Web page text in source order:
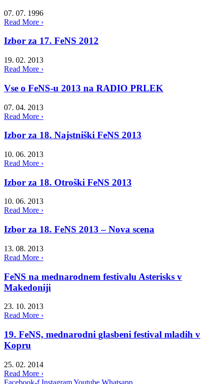
07. 07. 1996
Read More ›
Izbor za 17. FeNS 2012
19. 02. 2013
Read More ›
Vse o FeNS-u 2013 na RADIO PRLEK
07. 04. 2013
Read More ›
Izbor za 18. Najstniški FeNS 2013
10. 06. 2013
Read More ›
Izbor za 18. Otroški FeNS 2013
10. 06. 2013
Read More ›
Izbor za 18. FeNS 2013 – Nova scena
13. 08. 2013
Read More ›
FeNS na mednarodnem festivalu Asterisks v
Makedoniji
23. 10. 2013
Read More ›
19. FeNS, mednarodni glasbeni festival mladih v
Kopru
25. 02. 2014
Read More ›
Facebook-f InstagramYoutube Whatsapp